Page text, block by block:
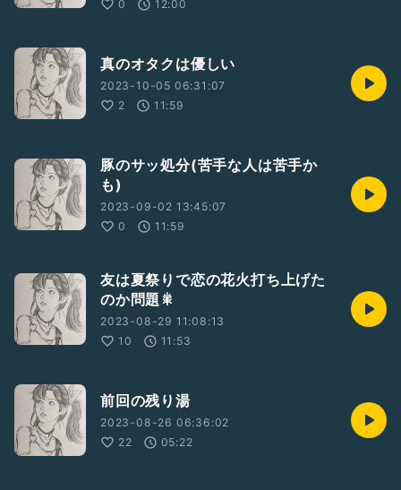
0
12:00
真のオタクは優しい
2023-10-05 06:31:07
2
11:59
豚のサッ処分(苦手な人は苦手か
も)
2023-09-02 13:45:07
0
11:59
友は夏祭りで恋の花火打ち上げた
のか問題🎇
2023-08-29 11:08:13
10
11:53
前回の残り湯
2023-08-26 06:36:02
22
05:22